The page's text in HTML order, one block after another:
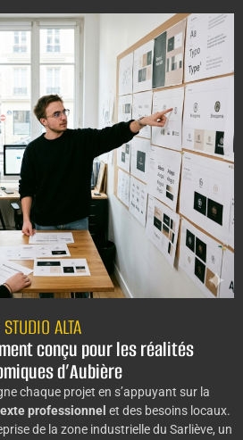
STUDIO ALTA
conçu pour les réalités
d’Aubière
chaque projet en s’appuyant sur la
professionnel et des besoins locaux.
de la zone industrielle du Sarliève, un